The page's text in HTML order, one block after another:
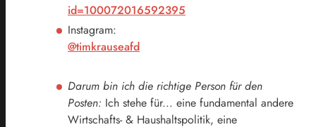
id=100072016592395
Instagram:
@timkrauseafd
Darum bin ich die richtige Person für den
Posten: Ich stehe für... eine fundamental andere
Wirtschafts- & Haushaltspolitik, eine